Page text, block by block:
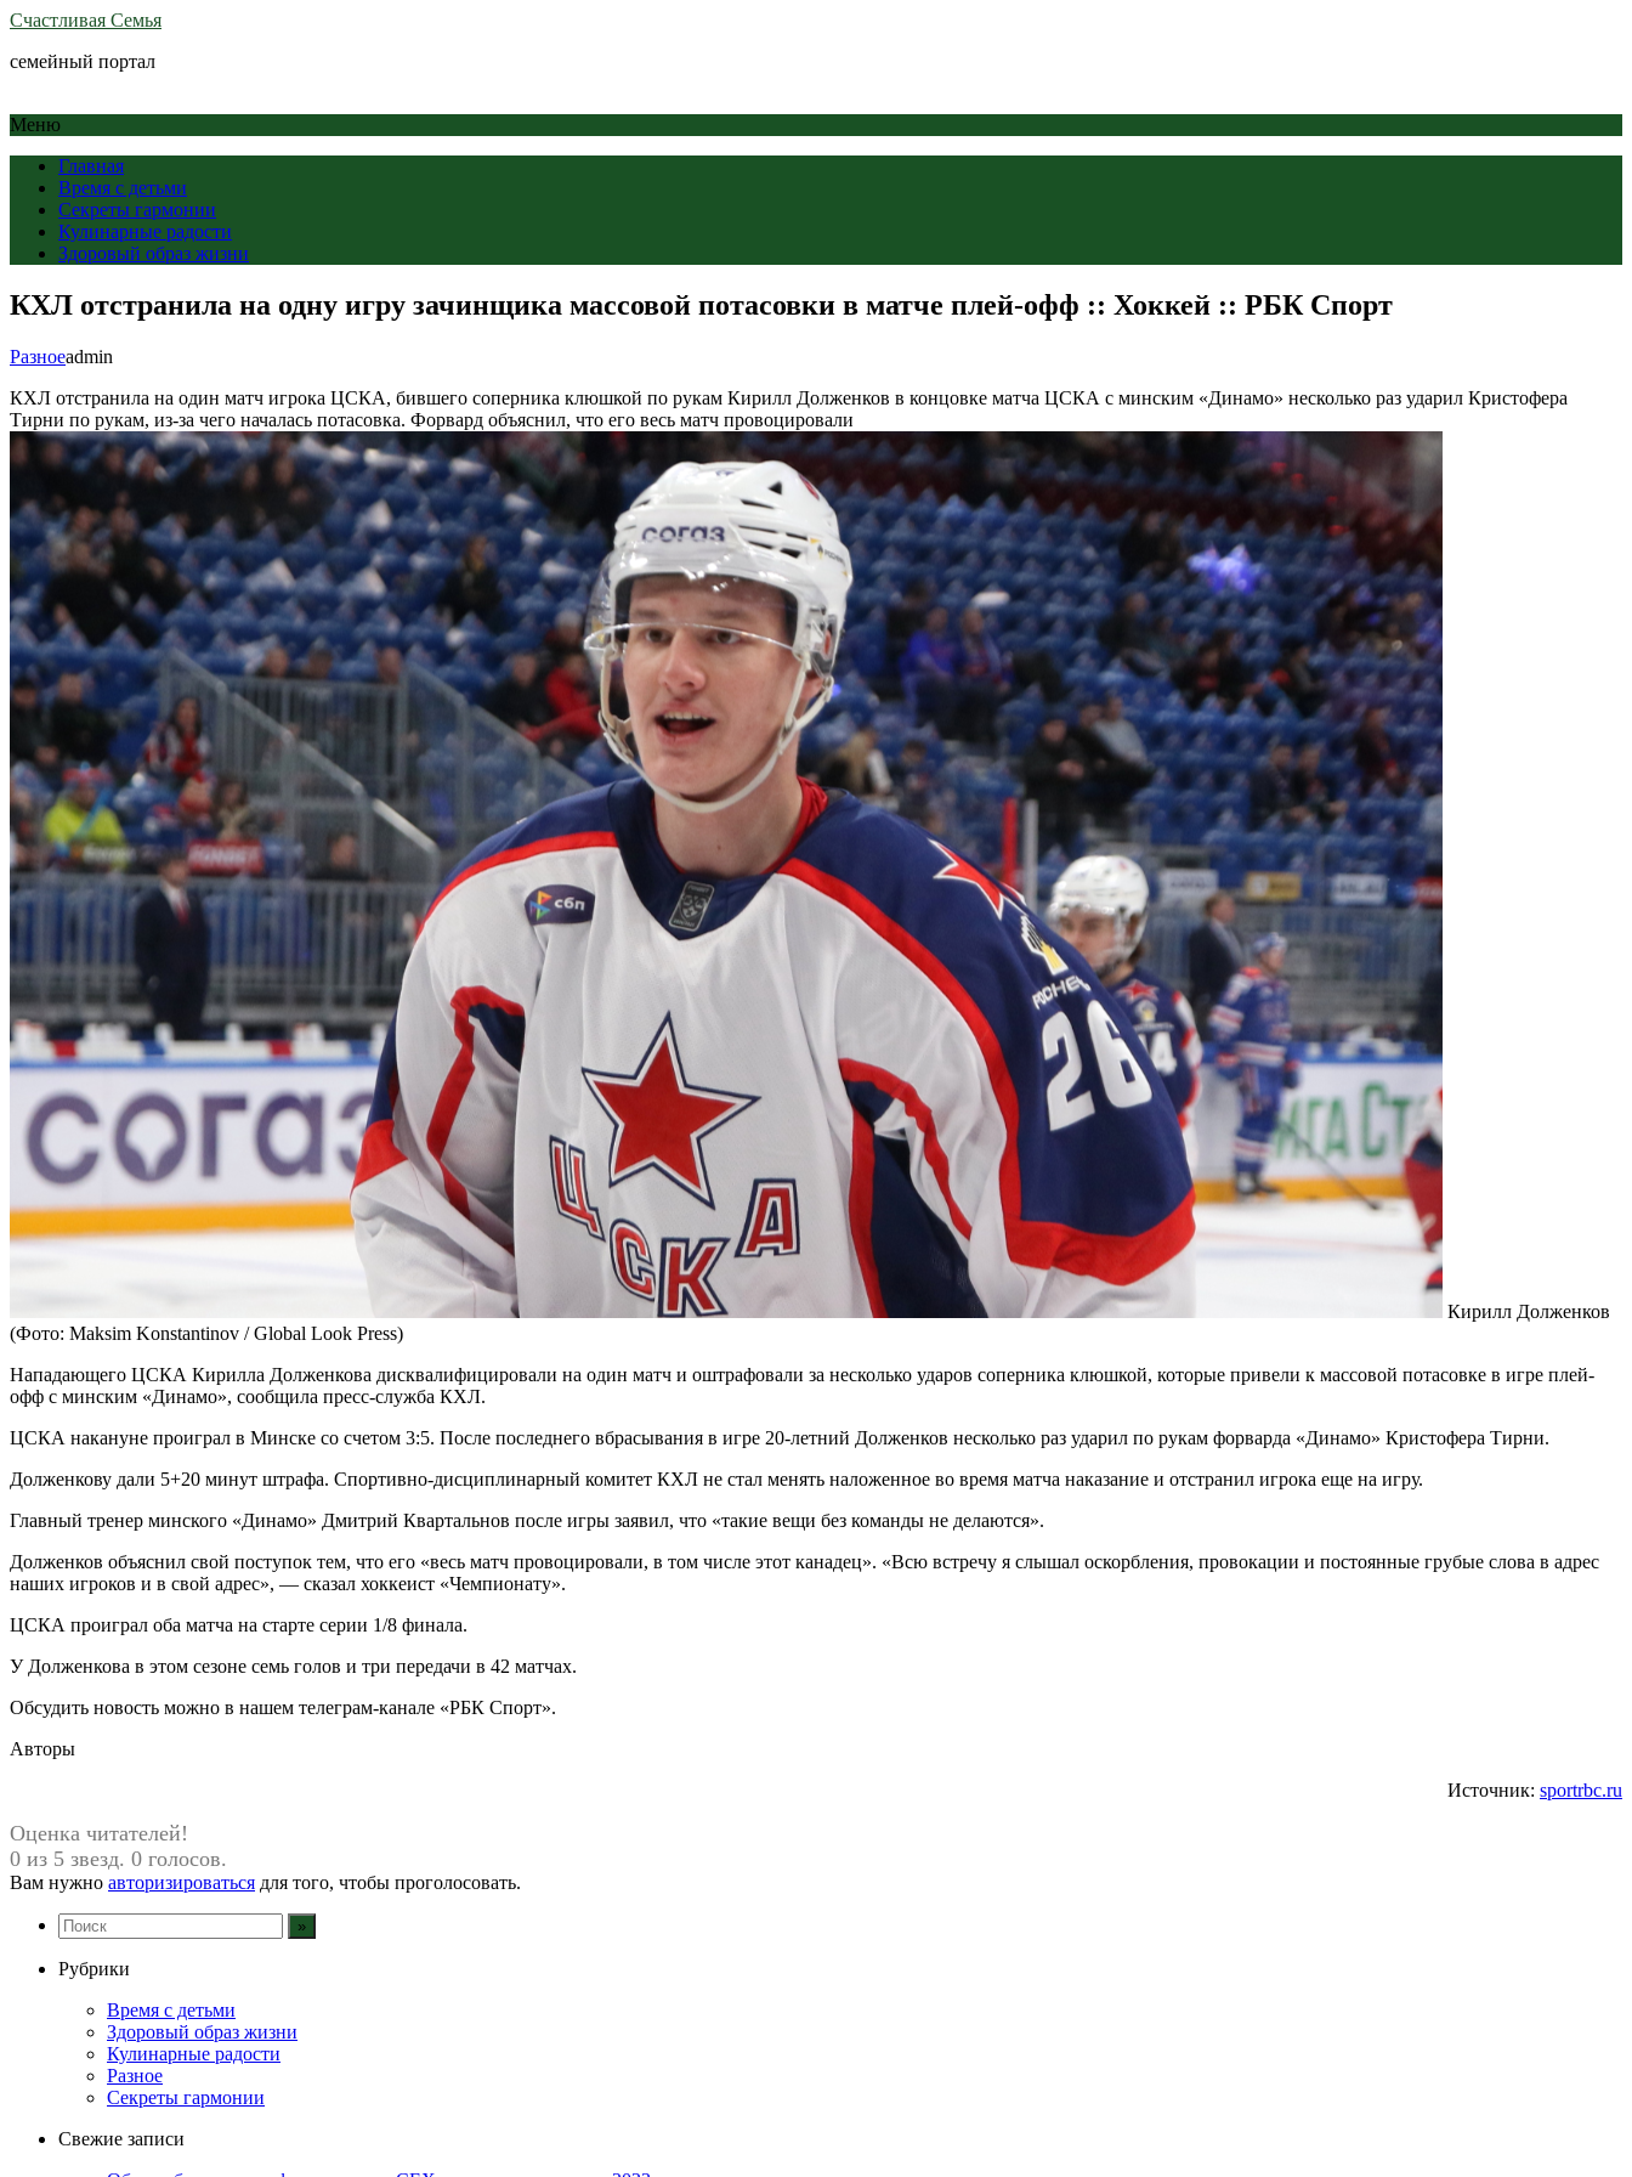
Счастливая Семья
семейный портал
Меню
Главная
Время с детьми
Секреты гармонии
Кулинарные радости
Здоровый образ жизни
КХЛ отстранила на одну игру зачинщика массовой потасовки в матче плей-офф :: Хоккей :: РБК Спорт
Разноеadmin
КХЛ отстранила на один матч игрока ЦСКА, бившего соперника клюшкой по рукам Кирилл Долженков в концовке матча ЦСКА с минским «Динамо» несколько раз ударил Кристофера
Тирни по рукам, из-за чего началась потасовка. Форвард объяснил, что его весь матч провоцировали
Кирилл Долженков
(Фото: Maksim Konstantinov / Global Look Press)
Нападающего ЦСКА Кирилла Долженкова дисквалифицировали на один матч и оштрафовали за несколько ударов соперника клюшкой, которые привели к массовой потасовке в игре плей-
офф с минским «Динамо», сообщила пресс-служба КХЛ.
ЦСКА накануне проиграл в Минске со счетом 3:5. После последнего вбрасывания в игре 20-летний Долженков несколько раз ударил по рукам форварда «Динамо» Кристофера Тирни.
Долженкову дали 5+20 минут штрафа. Спортивно-дисциплинарный комитет КХЛ не стал менять наложенное во время матча наказание и отстранил игрока еще на игру.
Главный тренер минского «Динамо» Дмитрий Квартальнов после игры заявил, что «такие вещи без команды не делаются».
Долженков объяснил свой поступок тем, что его «весь матч провоцировали, в том числе этот канадец». «Всю встречу я слышал оскорбления, провокации и постоянные грубые слова в адрес
наших игроков и в свой адрес», — сказал хоккеист «Чемпионату».
ЦСКА проиграл оба матча на старте серии 1/8 финала.
У Долженкова в этом сезоне семь голов и три передачи в 42 матчах.
Обсудить новость можно в нашем телеграм-канале «РБК Спорт».
Авторы
Источник: sportrbc.ru
Оценка читателей!
0 из 5 звезд. 0 голосов.
Вам нужно авторизироваться для того, чтобы проголосовать.
Рубрики
Время с детьми
Здоровый образ жизни
Кулинарные радости
Разное
Секреты гармонии
Свежие записи